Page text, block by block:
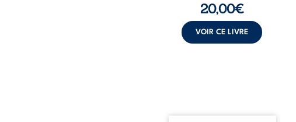
20,00€
VOIR CE LIVRE